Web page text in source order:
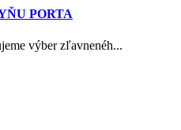
PORTA
výber zľavnenéh...